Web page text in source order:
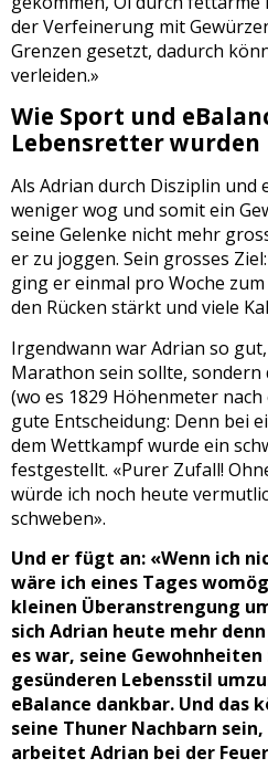
der Verfeinerung mit
Grenzen gesetzt, dadurch
verleiden.»
Wie Sport und
Lebensretter wurden
Als Adrian durch Disziplin und
weniger wog und somit ein
seine Gelenke nicht mehr
er zu joggen. Sein grosses
ging er einmal pro Woche
den Rücken stärkt und viele
Irgendwann war Adrian so
Marathon sein sollte,
(wo es 1829 Höhenmeter
gute Entscheidung: Denn bei
dem Wettkampf wurde ein
festgestellt. «Purer Zufall!
würde ich noch heute
schweben».
Und er fügt an: «Wenn ich
wäre ich eines Tages
kleinen Überanstrengung
sich Adrian heute mehr
es war, seine
gesünderen Lebensstil
eBalance dankbar. Und das
seine Thuner Nachbarn
arbeitet Adrian bei der